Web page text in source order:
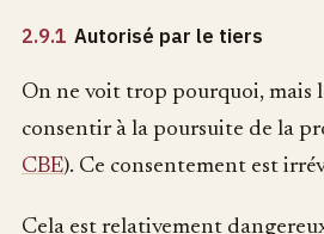
2.9.1 Autorisé par le tiers
On ne voit trop pourquoi, mais
consentir à la poursuite de la
CBE). Ce consentement est
Cela est relativement